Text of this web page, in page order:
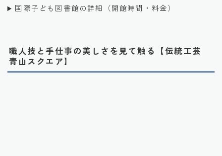
国際子ども図書館の詳細（開館時間・料金）
職人技と手仕事の美しさを見て触る【伝統工芸
青山スクエア】